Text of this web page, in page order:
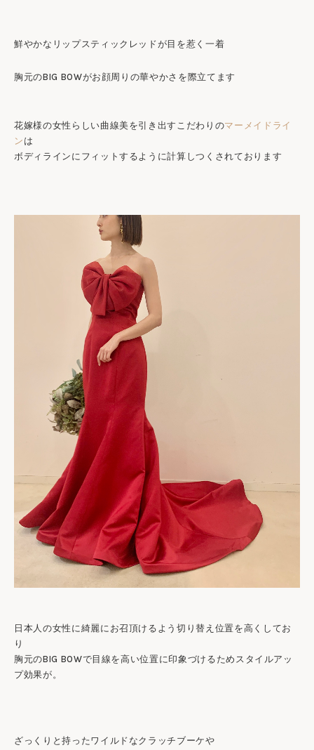
鮮やかなリップスティックレッドが目を惹く一着
胸元のBIG BOWがお顔周りの華やかさを際立てます
花嫁様の女性らしい曲線美を引き出すこだわりのマーメイドライ
ン は
ボディラインにフィットするように計算しつくされております
日本人の女性に綺麗にお召頂けるよう切り替え位置を高くしてお
り
胸元のBIG BOWで目線を高い位置に印象づけるためスタイルアッ
プ効果が。
ざっくりと持ったワイルドなクラッチブーケや